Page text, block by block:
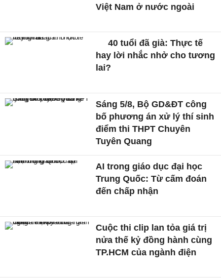
Việt Nam ở nước ngoài
40 tuổi đã già: Thực tế
hay lời nhắc nhở cho tương
lai?
Sáng 5/8, Bộ GD&ĐT công
bố phương án xử lý thí sinh
điểm thi THPT Chuyên
Tuyên Quang
AI trong giáo dục đại học
Trung Quốc: Từ cấm đoán
đến chấp nhận
Cuộc thi clip lan tỏa giá trị
nửa thế kỷ đồng hành cùng
TP.HCM của ngành điện